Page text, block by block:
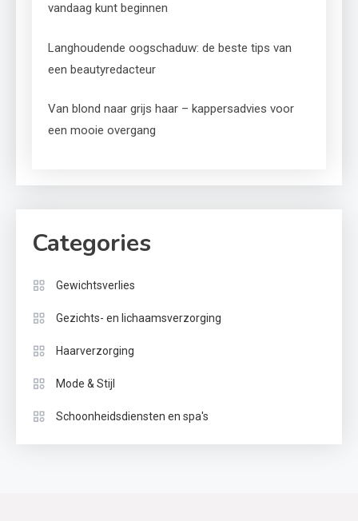
vandaag kunt beginnen
Langhoudende oogschaduw: de beste tips van
een beautyredacteur
Van blond naar grijs haar – kappersadvies voor
een mooie overgang
Categories
Gewichtsverlies
Gezichts- en lichaamsverzorging
Haarverzorging
Mode & Stijl
Schoonheidsdiensten en spa's